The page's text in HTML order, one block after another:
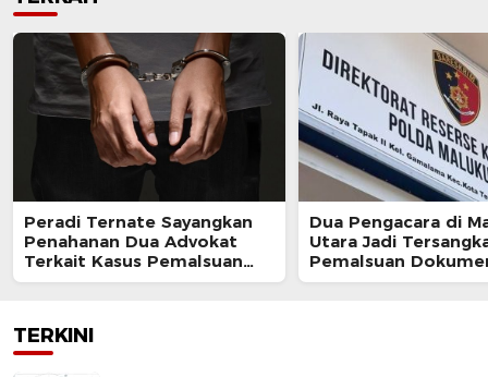
Peradi Ternate Sayangkan
Penahanan Dua Advokat
Terkait Kasus Pemalsuan
Surat Kuasa
Dua Pengacara di
Utara Jadi
Pemalsuan
TERKINI